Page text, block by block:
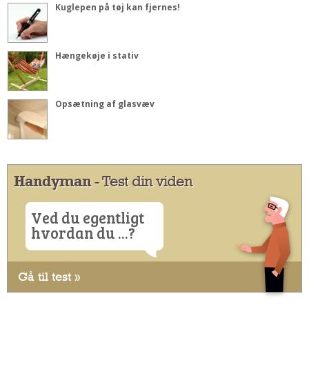
Kuglepen på tøj kan fjernes!
Hængekøje i stativ
Opsætning af glasvæv
Handyman- Test din viden
Ved du egentligt
hvordan du ...?
Gå til test »